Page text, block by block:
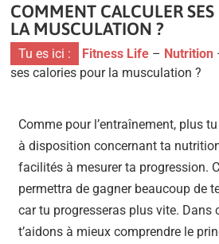
COMMENT CALCULER
LA MUSCULATION ?
Tu es ici : Fitness Life – Nutrition
ses calories pour la musculation ?
Comme pour l’entraînement, plus
à disposition concernant ta
facilités à mesurer ta progression.
permettra de gagner beaucoup de
car tu progresseras plus vite. Dans
t’aidons à mieux comprendre le